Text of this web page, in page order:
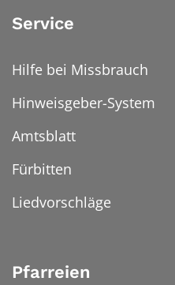
Service
Hilfe bei Missbrauch
Hinweisgeber-System
Amtsblatt
Fürbitten
Liedvorschläge
Pfarreien